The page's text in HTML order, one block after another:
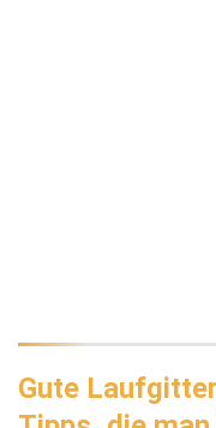
Gute